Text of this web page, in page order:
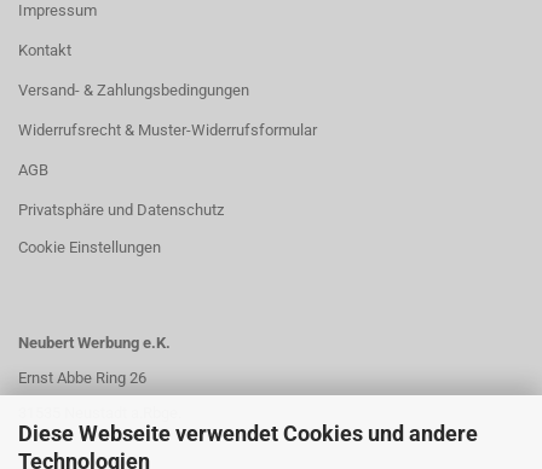
Diese Webseite verwendet Cookies und andere
Technologien
Impressum
Kontakt
Versand- & Zahlungsbedingungen
Widerrufsrecht & Muster-Widerrufsformular
AGB
Privatsphäre und Datenschutz
Cookie Einstellungen
Neubert Werbung e.K.
Ernst Abbe Ring 26